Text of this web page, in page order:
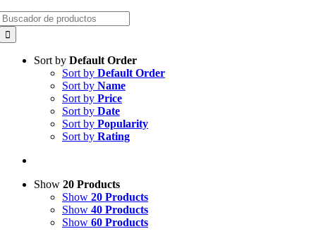
Sort by Default Order
Sort by Default Order
Sort by Name
Sort by Price
Sort by Date
Sort by Popularity
Sort by Rating
Show 20 Products
Show 20 Products
Show 40 Products
Show 60 Products